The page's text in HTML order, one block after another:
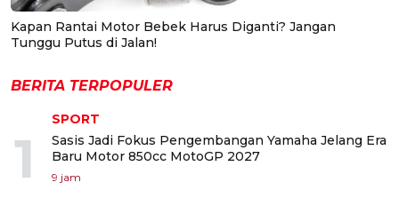
Kapan Rantai Motor Bebek Harus Diganti? Jangan
Tunggu Putus di Jalan!
BERITA TERPOPULER
1
SPORT
Sasis Jadi Fokus Pengembangan Yamaha Jelang Era
Baru Motor 850cc MotoGP 2027
9 jam